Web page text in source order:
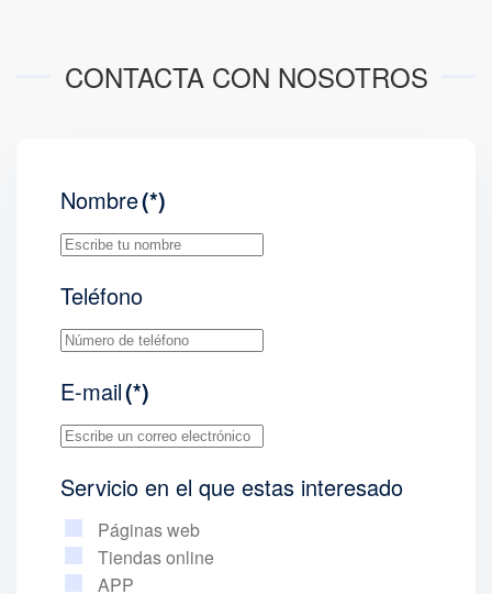
CONTACTA CON NOSOTROS
Nombre(*)
Teléfono
E-mail(*)
Servicio en el que estas interesado
Páginas web
Tiendas online
APP